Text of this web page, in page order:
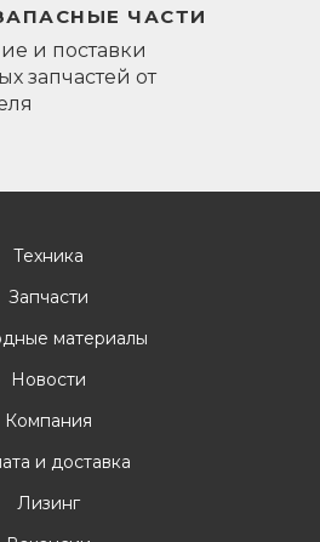
ЧАСТИ
и поставки
запчастей от
Техника
Запчасти
материалы
Новости
Компания
и доставка
Лизинг